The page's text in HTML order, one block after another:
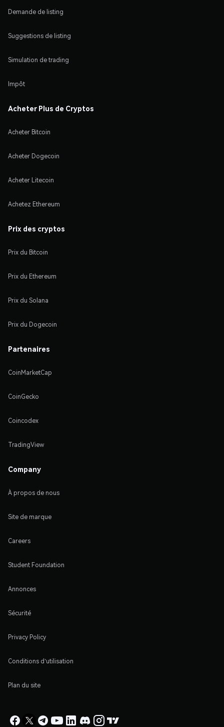
Demande de listing
Suggestions de listing
Simulation de trading
Impôt
Acheter Plus de Cryptos
Acheter Bitcoin
Acheter Dogecoin
Acheter Litecoin
Achetez Ethereum
Prix des cryptos
Prix du Bitcoin
Prix du Ethereum
Prix du Solana
Prix du Dogecoin
Partenaires
CoinMarketCap
CoinGecko
Coincodex
TradingView
Company
À propos de nous
Site de marque
Careers
Student Foundation
Annonces
Sécurité
Privacy Policy
Conditions d'utilisation
Plan du site